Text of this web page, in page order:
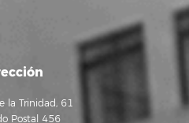
la Trinidad, 61
Postal 456